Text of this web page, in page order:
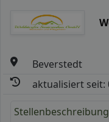
Beverstedt
aktualisiert seit: